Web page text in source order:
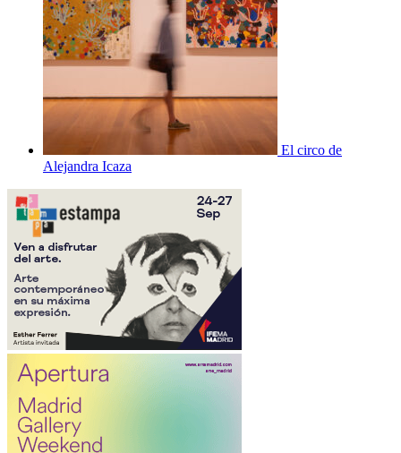
El circo de
Alejandra Icaza